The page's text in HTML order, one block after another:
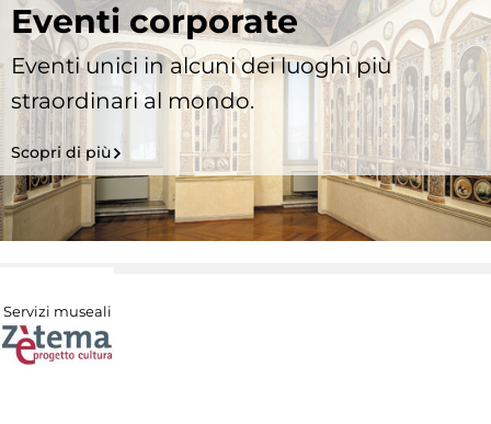
Eventi corporate
Eventi unici in alcuni dei luoghi più
straordinari al mondo.
Scopri di più
Servizi museali